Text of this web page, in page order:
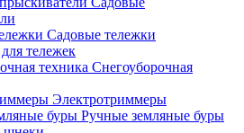
Садовые тележки
тележек
Снегоуборочная
Электротриммеры
Ручные земляные буры